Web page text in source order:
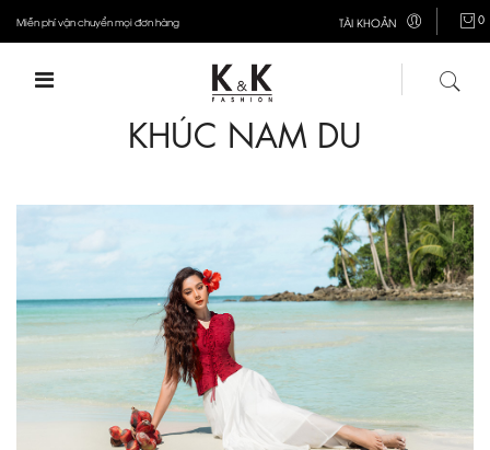
Miễn phí vận chuyển mọi đơn hàng TÀI KHOẢN 0
KHÚC NAM DU